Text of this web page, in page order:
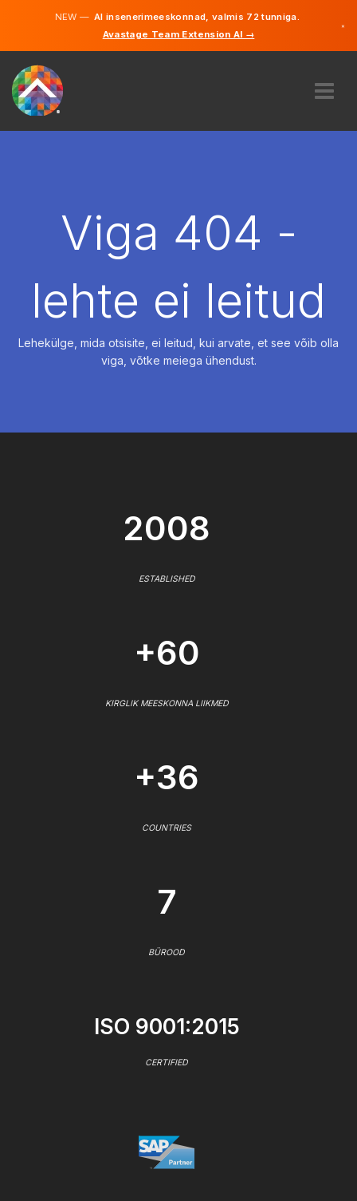
NEW —AI insenerimeeskonnad, valmis 72 tunniga.
Avastage Team Extension AI →
×
PALKAMAViga 404 -
lehte ei leitud
Lehekülge, mida otsisite, ei leitud, kui arvate, et see võib olla
viga, võtke meiega ühendust.
2008
ESTABLISHED
+60
KIRGLIK MEESKONNA LIIKMED
+36
COUNTRIES
7
BÜROOD
ISO 9001:2015
CERTIFIED